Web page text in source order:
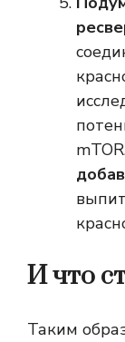
И что
Таким